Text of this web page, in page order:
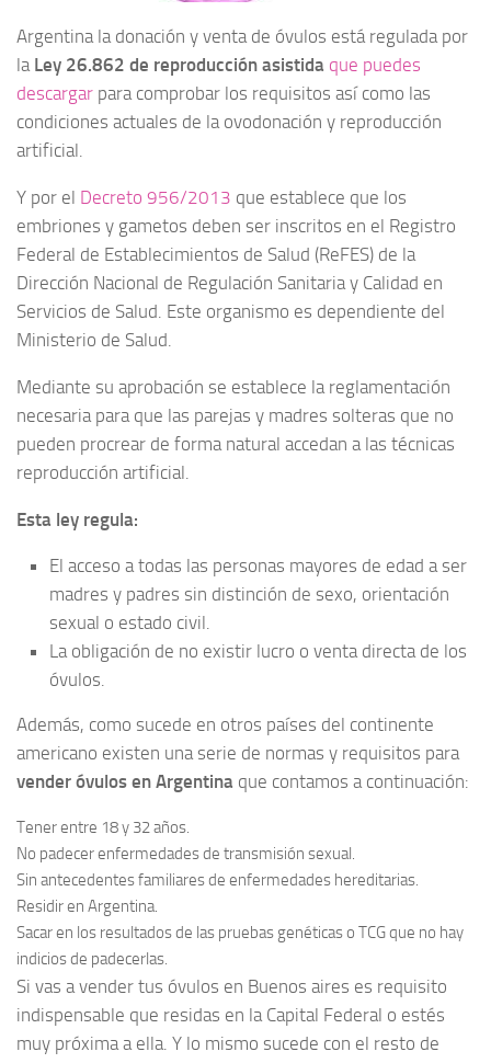
Argentina la donación y venta de óvulos está regulada por
la Ley 26.862 de reproducción asistida que puedes
descargar para comprobar los requisitos así como las
condiciones actuales de la ovodonación y reproducción
artificial.
Y por el Decreto 956/2013 que establece que los
embriones y gametos deben ser inscritos en el Registro
Federal de Establecimientos de Salud (ReFES) de la
Dirección Nacional de Regulación Sanitaria y Calidad en
Servicios de Salud. Este organismo es dependiente del
Ministerio de Salud.
Mediante su aprobación se establece la reglamentación
necesaria para que las parejas y madres solteras que no
pueden procrear de forma natural accedan a las técnicas
reproducción artificial.
Esta ley regula:
El acceso a todas las personas mayores de edad a ser
madres y padres sin distinción de sexo, orientación
sexual o estado civil.
La obligación de no existir lucro o venta directa de los
óvulos.
Además, como sucede en otros países del continente
americano existen una serie de normas y requisitos para
vender óvulos en Argentina que contamos a continuación:
Tener entre 18 y 32 años.
No padecer enfermedades de transmisión sexual.
Sin antecedentes familiares de enfermedades hereditarias.
Residir en Argentina.
Sacar en los resultados de las pruebas genéticas o TCG que no hay
indicios de padecerlas.
Si vas a vender tus óvulos en Buenos aires es requisito
indispensable que residas en la Capital Federal o estés
muy próxima a ella. Y lo mismo sucede con el resto de